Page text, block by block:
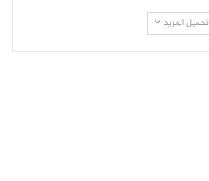
تحميل المزيد